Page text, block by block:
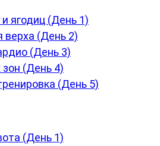
ягодиц (День 1)
верха (День 2)
(День 3)
(День 4)
(День 5)
(День 1)